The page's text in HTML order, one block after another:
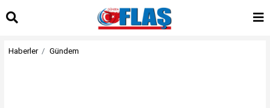
Haberler Gündem